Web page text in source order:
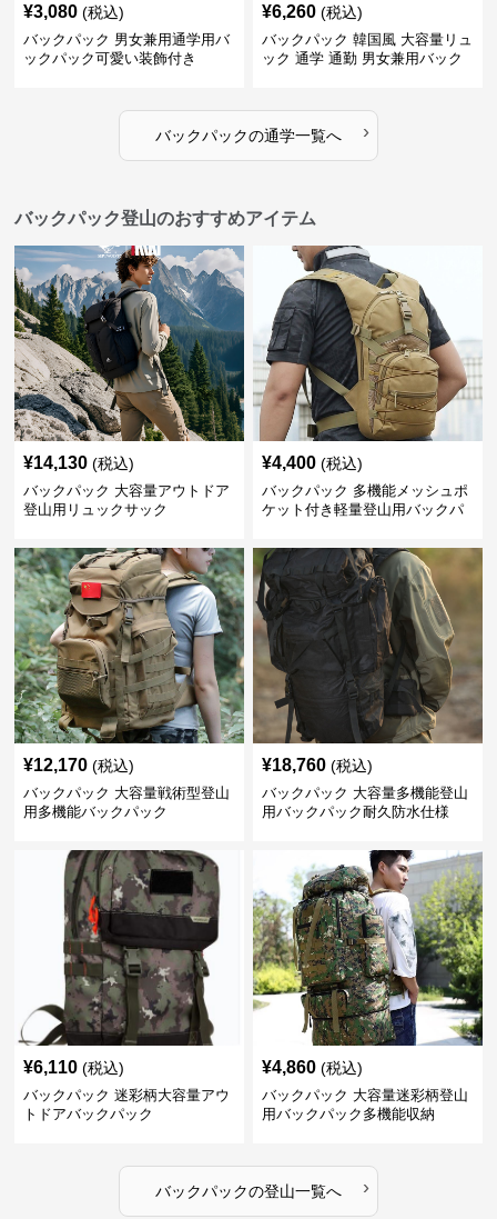
¥3,080 (税込)
バックパック 男女兼用通学用バ
ックパック可愛い装飾付き
¥6,260 (税込)
バックパック 韓国風 大容量リュ
ック 通学 通勤 男女兼用バック
バックパックの通学一覧へ ›
バックパック登山のおすすめアイテム
¥14,130 (税込)
バックパック 大容量アウトドア
登山用リュックサック
¥4,400 (税込)
バックパック 多機能メッシュポ
ケット付き軽量登山用バックパ
¥12,170 (税込)
バックパック 大容量戦術型登山
用多機能バックパック
¥18,760 (税込)
バックパック 大容量多機能登山
用バックパック耐久防水仕様
¥6,110 (税込)
バックパック 迷彩柄大容量アウ
トドアバックパック
¥4,860 (税込)
バックパック 大容量迷彩柄登山
用バックパック多機能収納
バックパックの登山一覧へ ›